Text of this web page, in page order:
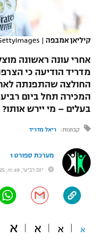
תוצאות
לוח שידורים
ברחבה
"מחצית בשכונה" –
משתתפים וזוכים
תקנון משתתפים וזוכים
מכבי תל אביב
הפועל תל אביב
הפועל חיפה
הפועל באר שבע
ליגה הולנדית
ליגה טורקית
ליגה סינית
ליגה ברזילאית
ליגות נוספות
הפועל ירושלים
דני אבדיה
כדורעף
שחייה
ג'ודו
אגרוף
ספורט אולימפי
UFC
היאבקות WWE
ספורט מוטורי
כדורמים
קיליאן אמבפה |
החולצה שהתפנתה
בעלים – מי יירש אותו?
קבוצות: ריאל מדריד
מערכת ספורט 1
יום רביעי, 11:49, 30.07.25
א א א א